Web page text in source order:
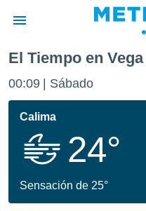
de
por
que se
calidad.
a este
las
El Tiempo en
00:09 Sábado
Calima
24°
Sensación de 25°